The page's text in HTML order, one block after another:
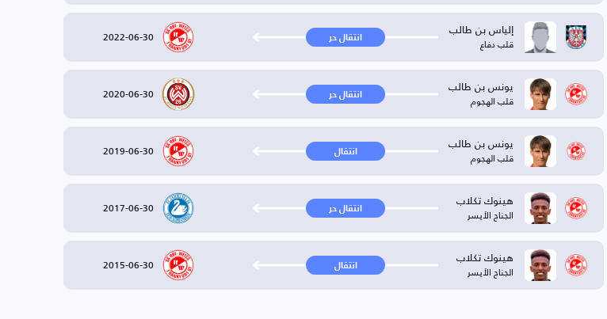
إلياس بن طالب
قلب دفاع انتقال حر 2022-06-30
يونس بن طالب
قلب الهجوم انتقال حر 2020-06-30
يونس بن طالب
قلب الهجوم انتقال 2019-06-30
هينوك تكلاب
الجناح الأيسر انتقال حر 2017-06-30
هينوك تكلاب
الجناح الأيسر انتقال 2015-06-30